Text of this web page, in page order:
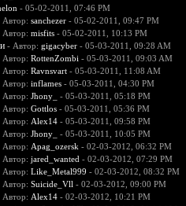
- 05-02-2011, 07:46 PM
Автор: sanchezer- 05-02-2011, 09:47 PM
Автор: misfits- 05-02-2011, 10:13 PM
- Автор: gigacyber- 05-03-2011, 09:28 AM
Автор: RottenZombi - 05-03-2011, 09:03 AM
Автор: Ravnsvart- 05-03-2011, 11:08 AM
Автор: inflames- 05-03-2011, 04:30 PM
Автор: Jhony_ - 05-03-2011, 05:18 PM
Автор: Gottlos- 05-03-2011, 05:36 PM
Автор: Alex14- 05-03-2011, 09:58 PM
Автор: Jhony_ - 05-03-2011, 10:05 PM
Автор: Apag_ozersk - 02-03-2012, 06:32 PM
Автор: jared_wanted - 02-03-2012, 07:29 PM
Автор: Like_Metal999 - 02-03-2012, 08:32 PM
Автор: Suicide_Vll - 02-03-2012, 09:00 PM
Автор: Alex14- 02-03-2012, 10:21 PM